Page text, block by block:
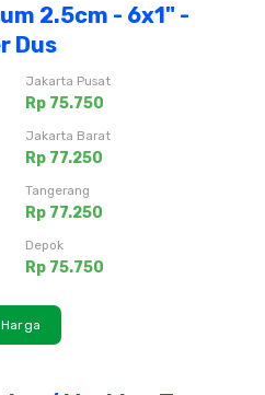
2.5cm - 6x1" -
Dus
Jakarta Pusat
Rp 75.750
Jakarta Barat
Rp 77.250
Tangerang
Rp 77.250
Depok
Rp 75.750